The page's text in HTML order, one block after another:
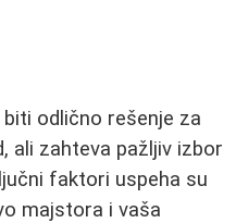
odlično rešenje za
ali zahteva pažljiv izbor
faktori uspeha su
majstora i vaša